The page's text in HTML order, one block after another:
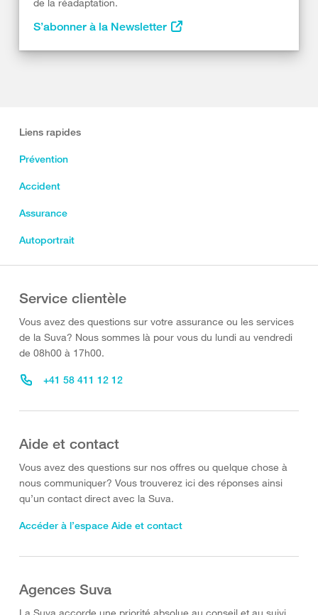
de la réadaptation.
S’abonner à la Newsletter
Liens rapides
Prévention
Accident
Assurance
Autoportrait
Service clientèle
Vous avez des questions sur votre assurance ou les services
de la Suva? Nous sommes là pour vous du lundi au vendredi
de 08h00 à 17h00.
+41 58 411 12 12
Aide et contact
Vous avez des questions sur nos offres ou quelque chose à
nous communiquer? Vous trouverez ici des réponses ainsi
qu’un contact direct avec la Suva.
Accéder à l’espace Aide et contact
Agences Suva